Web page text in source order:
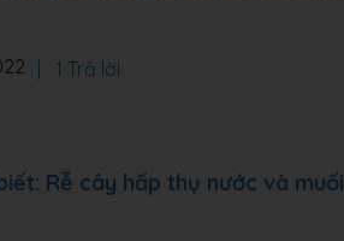
1 Trả lời
Rễ cây hấp thụ nước và